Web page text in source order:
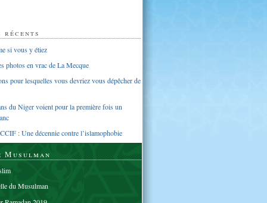
si vous y étiez
photos en vrac de La Mecque
pour lesquelles vous devriez vous dépêcher de
du Niger voient pour la première fois un
: Une décennie contre l’islamophobie
Musulman
du Musulman